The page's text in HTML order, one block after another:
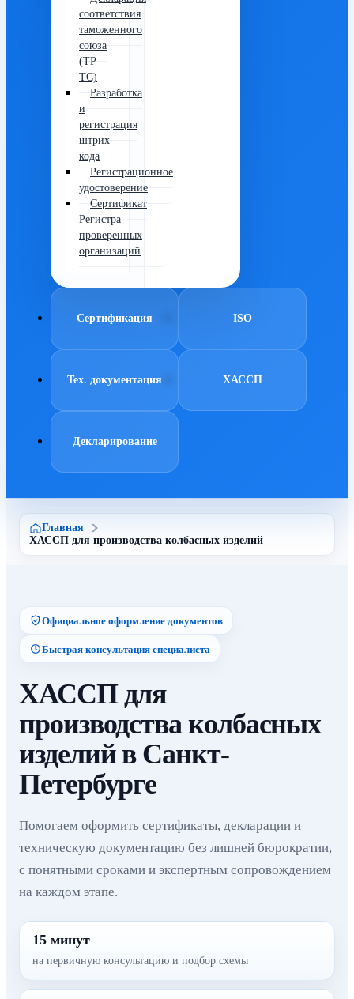
соответствия
таможенного
союза
(ТР
ТС)
Разработка
и
регистрация
штрих-
кода
Регистрационное
удостоверение
Сертификат
Регистра
проверенных
организаций
Сертификация ISO
Тех. документация ХАССП
Декларирование
Главная
ХАССП для производства колбасных изделий
Официальное оформление документов
Быстрая консультация специалиста
ХАССП для
производства колбасных
изделий в Санкт-
Петербурге
Помогаем оформить сертификаты, декларации и
техническую документацию без лишней бюрократии,
с понятными сроками и экспертным сопровождением
на каждом этапе.
15 минут
на первичную консультацию и подбор схемы